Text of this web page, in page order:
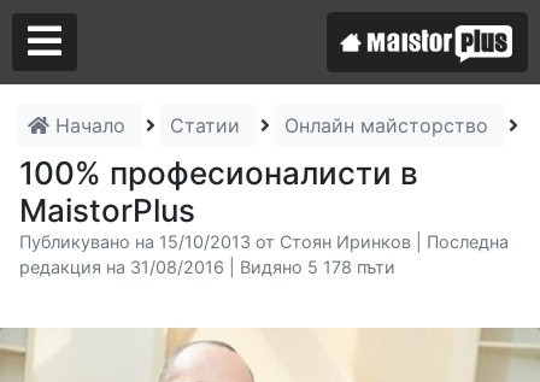
Начало Статии Онлайн майсторство
100% професионалисти в
MaistorPlus
Публикувано на 15/10/2013 от Стоян Иринков | Последна
редакция на 31/08/2016 | Видяно 5 178 пъти
Аз съм майстор
Търся майстор